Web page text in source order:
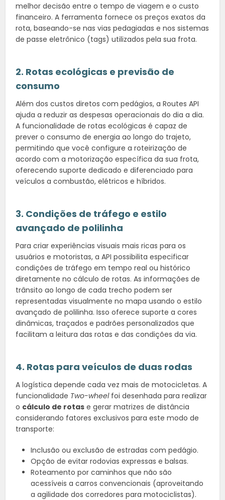
melhor decisão entre o tempo de viagem e o custo
financeiro. A ferramenta fornece os preços exatos da
rota, baseando-se nas vias pedagiadas e nos sistemas
de passe eletrônico (tags) utilizados pela sua frota.
2. Rotas ecológicas e previsão de
consumo
Além dos custos diretos com pedágios, a Routes API
ajuda a reduzir as despesas operacionais do dia a dia.
A funcionalidade de rotas ecológicas é capaz de
prever o consumo de energia ao longo do trajeto,
permitindo que você configure a roteirização de
acordo com a motorização específica da sua frota,
oferecendo suporte dedicado e diferenciado para
veículos a combustão, elétricos e híbridos.
3. Condições de tráfego e estilo
avançado de polilinha
Para criar experiências visuais mais ricas para os
usuários e motoristas, a API possibilita especificar
condições de tráfego em tempo real ou histórico
diretamente no cálculo de rotas. As informações de
trânsito ao longo de cada trecho podem ser
representadas visualmente no mapa usando o estilo
avançado de polilinha. Isso oferece suporte a cores
dinâmicas, traçados e padrões personalizados que
facilitam a leitura das rotas e das condições da via.
4. Rotas para veículos de duas rodas
A logística depende cada vez mais de motocicletas. A
funcionalidade Two-wheel foi desenhada para realizar
o cálculo de rotas e gerar matrizes de distância
considerando fatores exclusivos para este modo de
transporte:
Inclusão ou exclusão de estradas com pedágio.
Opção de evitar rodovias expressas e balsas.
Roteamento por caminhos que não são
acessíveis a carros convencionais (aproveitando
a agilidade dos corredores para motociclistas).